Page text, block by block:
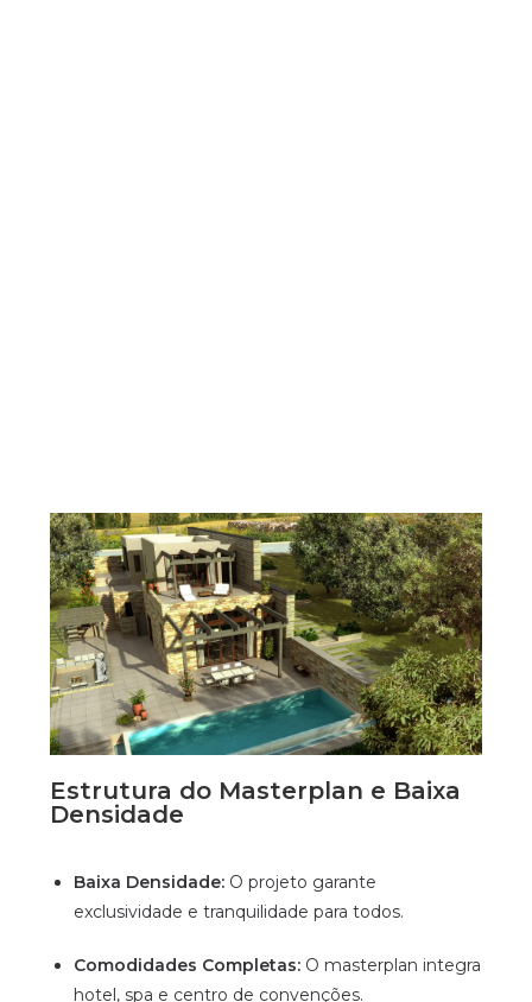
Estrutura do Masterplan e Baixa
Densidade
Baixa Densidade: O projeto garante
exclusividade e tranquilidade para todos.
Comodidades Completas: O masterplan integra
hotel, spa e centro de convenções.